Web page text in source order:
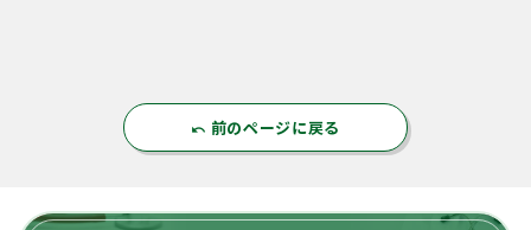
undo 前のページに戻る